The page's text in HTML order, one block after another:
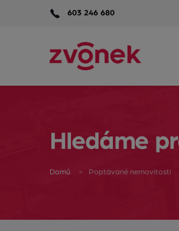
603 246 680
Hledáme
Domů Poptávané nemovitosti